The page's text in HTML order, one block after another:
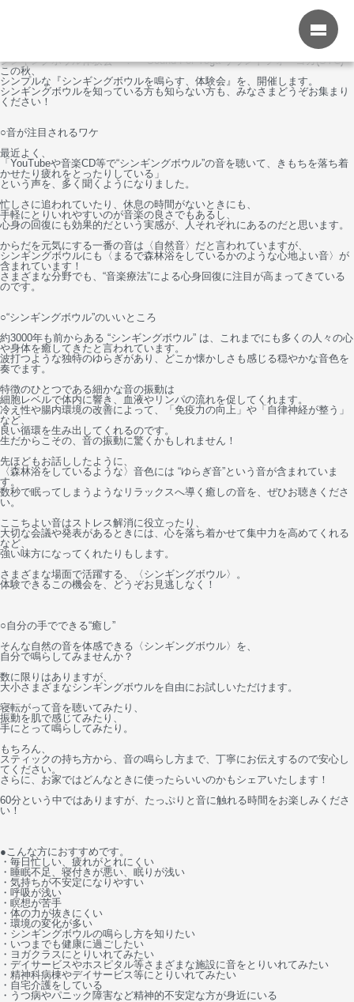
シンギングボウル体験会 ： Sound For Yoga サウンドフォーヨガ(SYC)
この秋、
シンプルな『シンギングボウルを鳴らす、体験会』を、開催します。
シンギングボウルを知っている方も知らない方も、みなさまどうぞお集まり
ください！
○音が注目されるワケ
最近よく、
「YouTubeや音楽CD等で“シンギングボウル”の音を聴いて、きもちを落ち着
かせたり疲れをとったりしている」
という声を、多く聞くようになりました。
忙しさに追われていたり、休息の時間がないときにも、
手軽にとりいれやすいのが音楽の良さでもあるし、
心身の回復にも効果的だという実感が、人それぞれにあるのだと思います。
からだを元気にする一番の音は〈自然音〉だと言われていますが、
シンギングボウルにも〈まるで森林浴をしているかのような心地よい音〉が
含まれています！
さまざまな分野でも、“音楽療法”による心身回復に注目が高まってきている
のです。
○“シンギングボウル”のいいところ
約3000年も前からある “シンギングボウル” は、これまでにも多くの人々の心
や身体を癒してきたと言われています。
波打つような独特のゆらぎがあり、どこか懐かしさも感じる穏やかな音色を
奏でます。
特徴のひとつである細かな音の振動は
細胞レベルで体内に響き、血液やリンパの流れを促してくれます。
冷え性や腸内環境の改善によって、「免疫力の向上」や「自律神経が整う」
など、
良い循環を生み出してくれるのです。
生だからこその、音の振動に驚くかもしれません！
先ほどもお話ししたように、
〈森林浴をしているような〉音色には “ゆらぎ音”という音が含まれていま
す。
数秒で眠ってしまうようなリラックスへ導く癒しの音を、ぜひお聴きくださ
い。
ここちよい音はストレス解消に役立ったり、
大切な会議や発表があるときには、心を落ち着かせて集中力を高めてくれる
など、
強い味方になってくれたりもします。
さまざまな場面で活躍する、〈シンギングボウル〉。
体験できるこの機会を、どうぞお見逃しなく！
○自分の手でできる“癒し”
そんな自然の音を体感できる〈シンギングボウル〉を、
自分で鳴らしてみませんか？
数に限りはありますが、
大小さまざまなシンギングボウルを自由にお試しいただけます。
寝転がって音を聴いてみたり、
振動を肌で感じてみたり、
手にとって鳴らしてみたり。
もちろん、
スティックの持ち方から、音の鳴らし方まで、丁寧にお伝えするので安心し
てください。
さらに、お家ではどんなときに使ったらいいのかもシェアいたします！
60分という中ではありますが、たっぷりと音に触れる時間をお楽しみくださ
い！
●こんな方におすすめです。
・毎日忙しい、疲れがとれにくい
・睡眠不足、寝付きが悪い、眠りが浅い
・気持ちが不安定になりやすい
・呼吸が浅い
・瞑想が苦手
・体の力が抜きにくい
・環境の変化が多い
・シンギングボウルの鳴らし方を知りたい
・いつまでも健康に過ごしたい
・ヨガクラスにとりいれてみたい
・デイサービスやホスピタル等さまざまな施設に音をとりいれてみたい
・精神科病棟やデイサービス等にとりいれてみたい
・自宅介護をしている
・うつ病やパニック障害など精神的不安定な方が身近にいる